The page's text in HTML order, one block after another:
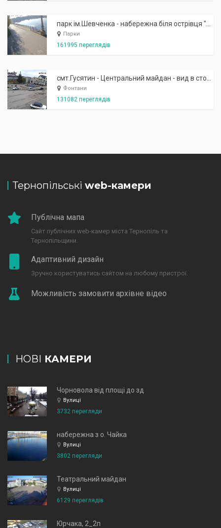
Парки
161995 переглядів
Фонтани
131082 переглядів
Тернопільські web-камери
Публічна мапа
Сайт публічних web-камер міста Тернопіль та
Тернопільщини.
Адаптивний дизайн
Зручно користуватись сайтом на любому пристрої.
Можливість замовити архівне відео
НОВІ КАМЕРИ
Чорновола від площі до зд
Вулиці
3732 перегляди
набережна з о. Чайка
Вулиці
3802 перегляди
Театральний майдан
Вулиці
6129 переглядів
Юрчака, 2_2п